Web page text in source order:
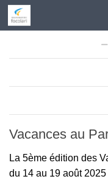
Skip to content
Vacances au
La 5ème édition des
du 14 au 19 août